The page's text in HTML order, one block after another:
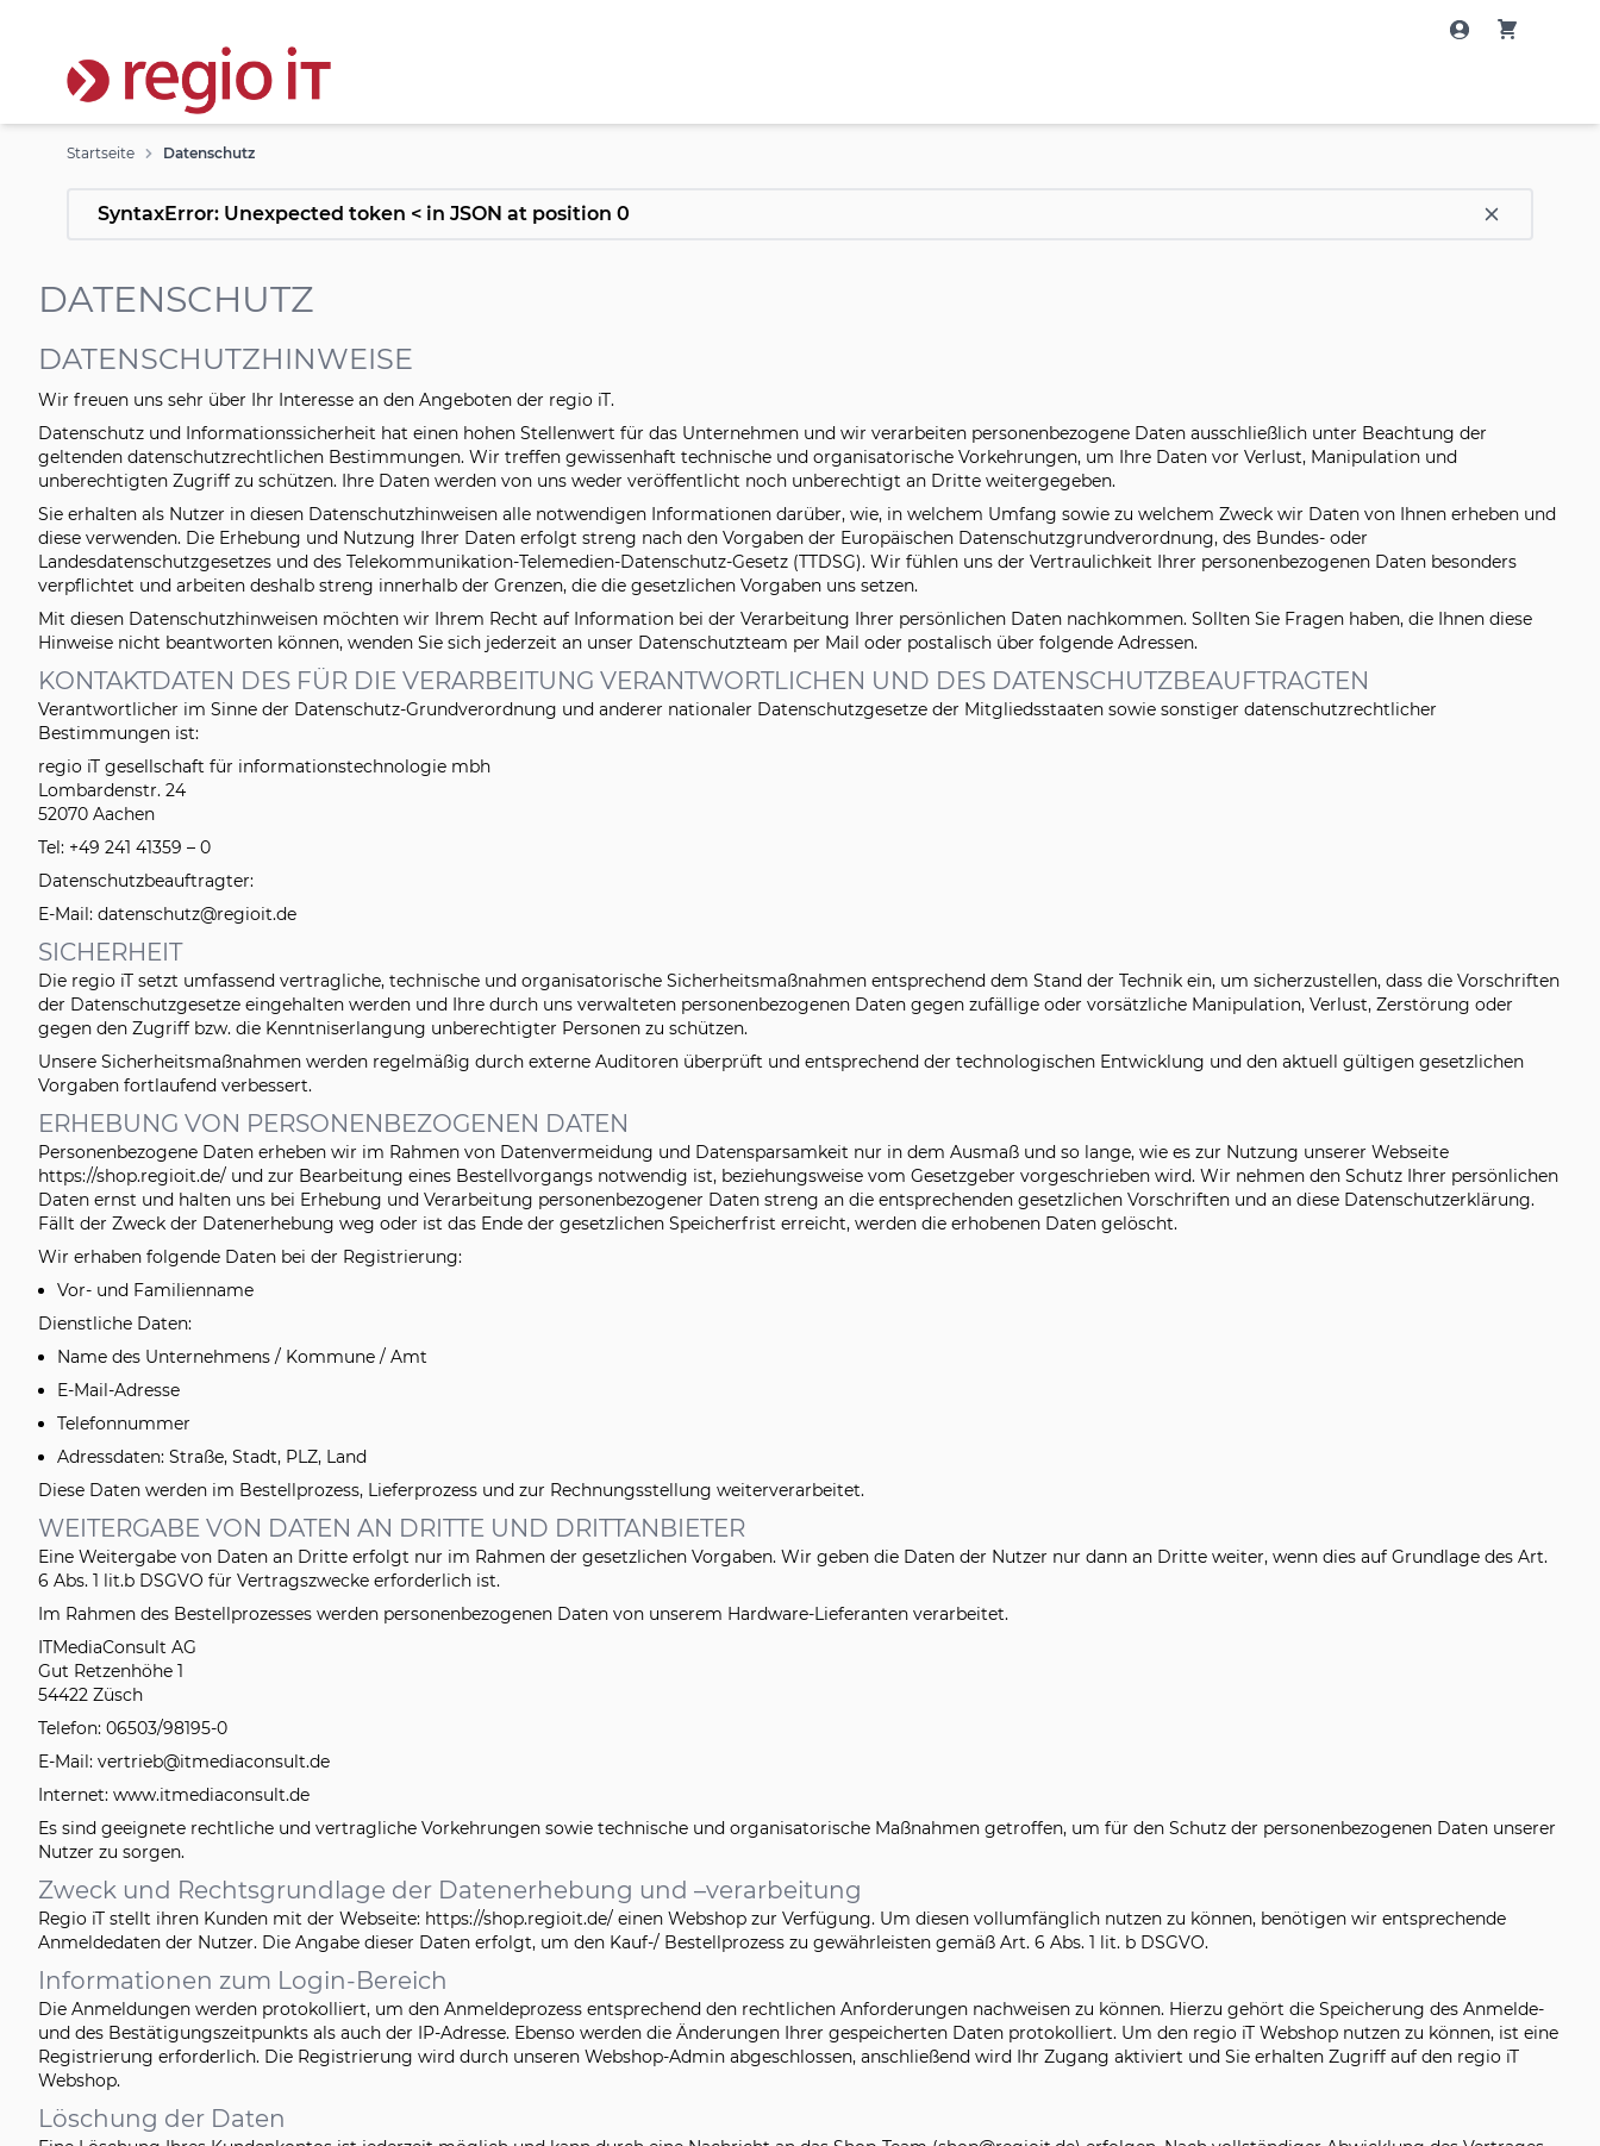
Startseite Datenschutz
SyntaxError: Unexpected token < in JSON at position 0
DATENSCHUTZ
DATENSCHUTZHINWEISE
Wir freuen uns sehr über Ihr Interesse an den Angeboten der regio iT.
Datenschutz und Informationssicherheit hat einen hohen Stellenwert für das Unternehmen und wir verarbeiten personenbezogene Daten ausschließlich unter Beachtung der
geltenden datenschutzrechtlichen Bestimmungen. Wir treffen gewissenhaft technische und organisatorische Vorkehrungen, um Ihre Daten vor Verlust, Manipulation und
unberechtigten Zugriff zu schützen. Ihre Daten werden von uns weder veröffentlicht noch unberechtigt an Dritte weitergegeben.
Sie erhalten als Nutzer in diesen Datenschutzhinweisen alle notwendigen Informationen darüber, wie, in welchem Umfang sowie zu welchem Zweck wir Daten von Ihnen erheben und
diese verwenden. Die Erhebung und Nutzung Ihrer Daten erfolgt streng nach den Vorgaben der Europäischen Datenschutzgrundverordnung, des Bundes- oder
Landesdatenschutzgesetzes und des Telekommunikation-Telemedien-Datenschutz-Gesetz (TTDSG). Wir fühlen uns der Vertraulichkeit Ihrer personenbezogenen Daten besonders
verpflichtet und arbeiten deshalb streng innerhalb der Grenzen, die die gesetzlichen Vorgaben uns setzen.
Mit diesen Datenschutzhinweisen möchten wir Ihrem Recht auf Information bei der Verarbeitung Ihrer persönlichen Daten nachkommen. Sollten Sie Fragen haben, die Ihnen diese
Hinweise nicht beantworten können, wenden Sie sich jederzeit an unser Datenschutzteam per Mail oder postalisch über folgende Adressen.
KONTAKTDATEN DES FÜR DIE VERARBEITUNG VERANTWORTLICHEN UND DES DATENSCHUTZBEAUFTRAGTEN
Verantwortlicher im Sinne der Datenschutz-Grundverordnung und anderer nationaler Datenschutzgesetze der Mitgliedsstaaten sowie sonstiger datenschutzrechtlicher
Bestimmungen ist:
regio iT gesellschaft für informationstechnologie mbh
Lombardenstr. 24
52070 Aachen
Tel: +49 241 41359 – 0
Datenschutzbeauftragter:
E-Mail: datenschutz@regioit.de
SICHERHEIT
Die regio iT setzt umfassend vertragliche, technische und organisatorische Sicherheitsmaßnahmen entsprechend dem Stand der Technik ein, um sicherzustellen, dass die Vorschriften
der Datenschutzgesetze eingehalten werden und Ihre durch uns verwalteten personenbezogenen Daten gegen zufällige oder vorsätzliche Manipulation, Verlust, Zerstörung oder
gegen den Zugriff bzw. die Kenntniserlangung unberechtigter Personen zu schützen.
Unsere Sicherheitsmaßnahmen werden regelmäßig durch externe Auditoren überprüft und entsprechend der technologischen Entwicklung und den aktuell gültigen gesetzlichen
Vorgaben fortlaufend verbessert.
ERHEBUNG VON PERSONENBEZOGENEN DATEN
Personenbezogene Daten erheben wir im Rahmen von Datenvermeidung und Datensparsamkeit nur in dem Ausmaß und so lange, wie es zur Nutzung unserer Webseite
https://shop.regioit.de/ und zur Bearbeitung eines Bestellvorgangs notwendig ist, beziehungsweise vom Gesetzgeber vorgeschrieben wird. Wir nehmen den Schutz Ihrer persönlichen
Daten ernst und halten uns bei Erhebung und Verarbeitung personenbezogener Daten streng an die entsprechenden gesetzlichen Vorschriften und an diese Datenschutzerklärung.
Fällt der Zweck der Datenerhebung weg oder ist das Ende der gesetzlichen Speicherfrist erreicht, werden die erhobenen Daten gelöscht.
Wir erhaben folgende Daten bei der Registrierung:
Vor- und Familienname
Dienstliche Daten:
Name des Unternehmens / Kommune / Amt
E-Mail-Adresse
Telefonnummer
Adressdaten: Straße, Stadt, PLZ, Land
Diese Daten werden im Bestellprozess, Lieferprozess und zur Rechnungsstellung weiterverarbeitet.
WEITERGABE VON DATEN AN DRITTE UND DRITTANBIETER
Eine Weitergabe von Daten an Dritte erfolgt nur im Rahmen der gesetzlichen Vorgaben. Wir geben die Daten der Nutzer nur dann an Dritte weiter, wenn dies auf Grundlage des Art.
6 Abs. 1 lit.b DSGVO für Vertragszwecke erforderlich ist.
Im Rahmen des Bestellprozesses werden personenbezogenen Daten von unserem Hardware-Lieferanten verarbeitet.
ITMediaConsult AG
Gut Retzenhöhe 1
54422 Züsch
Telefon: 06503/98195-0
E-Mail: vertrieb@itmediaconsult.de
Internet: www.itmediaconsult.de
Es sind geeignete rechtliche und vertragliche Vorkehrungen sowie technische und organisatorische Maßnahmen getroffen, um für den Schutz der personenbezogenen Daten unserer
Nutzer zu sorgen.
Zweck und Rechtsgrundlage der Datenerhebung und –verarbeitung
Regio iT stellt ihren Kunden mit der Webseite: https://shop.regioit.de/ einen Webshop zur Verfügung. Um diesen vollumfänglich nutzen zu können, benötigen wir entsprechende
Anmeldedaten der Nutzer. Die Angabe dieser Daten erfolgt, um den Kauf-/ Bestellprozess zu gewährleisten gemäß Art. 6 Abs. 1 lit. b DSGVO.
Informationen zum Login-Bereich
Die Anmeldungen werden protokolliert, um den Anmeldeprozess entsprechend den rechtlichen Anforderungen nachweisen zu können. Hierzu gehört die Speicherung des Anmelde-
und des Bestätigungszeitpunkts als auch der IP-Adresse. Ebenso werden die Änderungen Ihrer gespeicherten Daten protokolliert. Um den regio iT Webshop nutzen zu können, ist eine
Registrierung erforderlich. Die Registrierung wird durch unseren Webshop-Admin abgeschlossen, anschließend wird Ihr Zugang aktiviert und Sie erhalten Zugriff auf den regio iT
Webshop.
Löschung der Daten